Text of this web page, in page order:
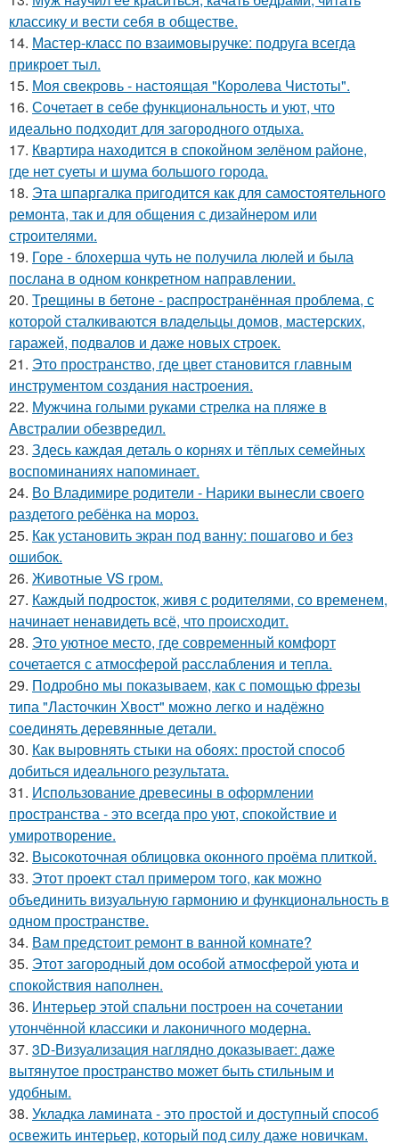
классику и вести себя в обществе.
14. Мастер-класс по взаимовыручке: подруга всегда
прикроет тыл.
15. Моя свекровь - настоящая "Королева Чистоты".
16. Сочетает в себе функциональность и уют, что
идеально подходит для загородного отдыха.
17. Квартира находится в спокойном зелёном районе,
где нет суеты и шума большого города.
18. Эта шпаргалка пригодится как для самостоятельного
ремонта, так и для общения с дизайнером или
строителями.
19. Горе - блохерша чуть не получила люлей и была
послана в одном конкретном направлении.
20. Трещины в бетоне - распространённая проблема, с
которой сталкиваются владельцы домов, мастерских,
гаражей, подвалов и даже новых строек.
21. Это пространство, где цвет становится главным
инструментом создания настроения.
22. Мужчина голыми руками стрелка на пляже в
Австралии обезвредил.
23. Здесь каждая деталь о корнях и тёплых семейных
воспоминаниях напоминает.
24. Во Владимире родители - Нарики вынесли своего
раздетого ребёнка на мороз.
25. Как установить экран под ванну: пошагово и без
ошибок.
26. Животные VS гром.
27. Каждый подросток, живя с родителями, со временем,
начинает ненавидеть всё, что происходит.
28. Это уютное место, где современный комфорт
сочетается с атмосферой расслабления и тепла.
29. Подробно мы показываем, как с помощью фрезы
типа "Ласточкин Хвост" можно легко и надёжно
соединять деревянные детали.
30. Как выровнять стыки на обоях: простой способ
добиться идеального результата.
31. Использование древесины в оформлении
пространства - это всегда про уют, спокойствие и
умиротворение.
32. Высокоточная облицовка оконного проёма плиткой.
33. Этот проект стал примером того, как можно
объединить визуальную гармонию и функциональность в
одном пространстве.
34. Вам предстоит ремонт в ванной комнате?
35. Этот загородный дом особой атмосферой уюта и
спокойствия наполнен.
36. Интерьер этой спальни построен на сочетании
утончённой классики и лаконичного модерна.
37. 3D-Визуализация наглядно доказывает: даже
вытянутое пространство может быть стильным и
удобным.
38. Укладка ламината - это простой и доступный способ
освежить интерьер, который под силу даже новичкам.